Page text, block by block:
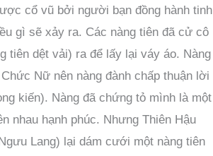
cổ vũ bởi người bạn đồng hành tinh
gì sẽ xảy ra. Các nàng tiên đã cử cô
tiên dệt vải) ra để lấy lại váy áo. Nàng
Nữ nên nàng đành chấp thuận lời
kiến). Nàng đã chứng tỏ mình là một
nhau hạnh phúc. Nhưng Thiên Hậu
Lang) lại dám cưới một nàng tiên